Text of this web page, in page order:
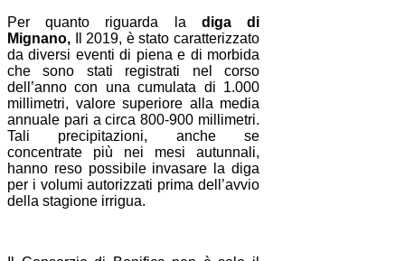
Per quanto riguarda la diga di
Mignano, Il 2019, è stato caratterizzato
da diversi eventi di piena e di morbida
che sono stati registrati nel corso
dell’anno con una cumulata di 1.000
millimetri, valore superiore alla media
annuale pari a circa 800-900 millimetri.
Tali precipitazioni, anche se
concentrate più nei mesi autunnali,
hanno reso possibile invasare la diga
per i volumi autorizzati prima dell’avvio
della stagione irrigua.